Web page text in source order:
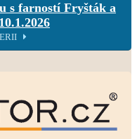
s farností Fryšták a